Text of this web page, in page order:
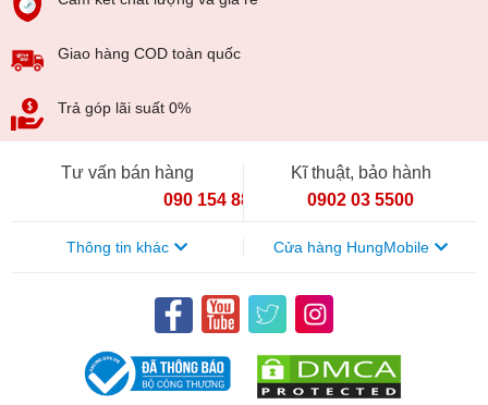
Giao hàng COD toàn quốc
Trả góp lãi suất 0%
Tư vấn bán hàng
090 154 8866
Kĩ thuật, bảo hành
0902 03 5500
Thông tin khác Cửa hàng HungMobile